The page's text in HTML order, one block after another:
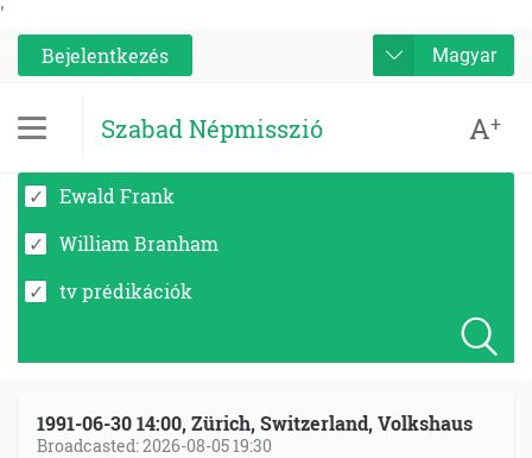
'
Bejelentkezés
Magyar
Szabad Népmisszió A+
Ewald Frank
William Branham
tv prédikációk
1991-06-30 14:00, Zürich, Switzerland, Volkshaus
Broadcasted: 2026-08-05 19:30